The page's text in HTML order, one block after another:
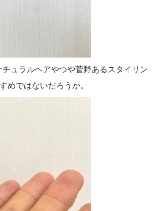
ュラルヘアやつや菅野あるスタイリン
ではないだろうか。